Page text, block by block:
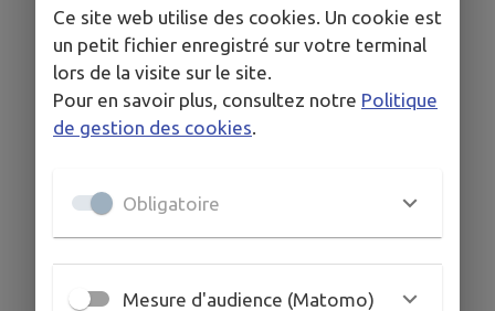
Ce site web utilise des cookies. Un cookie est
un petit fichier enregistré sur votre terminal
lors de la visite sur le site.
Pour en savoir plus, consultez notre Politique
de gestion des cookies.
Obligatoire
Mesure d'audience (Matomo)